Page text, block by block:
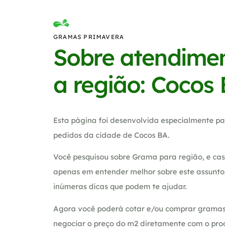
GRAMAS PRIMAVERA
Sobre
a região: Cocos
Esta página foi desenvolvida especialmente
pedidos da cidade de Cocos BA.
Você pesquisou sobre Grama para região, e
apenas em entender melhor sobre este
inúmeras dicas que podem te ajudar.
Agora você poderá cotar e/ou comprar
negociar o preço do m2 diretamente com o